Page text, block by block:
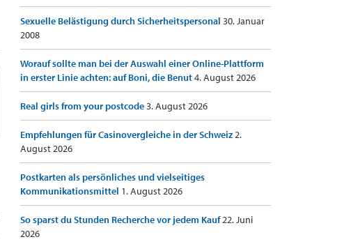
Sexuelle Belästigung durch Sicherheitspersonal 30. Januar
2008
Worauf sollte man bei der Auswahl einer Online-Plattform
in erster Linie achten: auf Boni, die Benut4. August 2026
Real girls from your postcode3. August 2026
Empfehlungen für Casinovergleiche in der Schweiz2.
August 2026
Postkarten als persönliches und vielseitiges
Kommunikationsmittel 1. August 2026
So sparst du Stunden Recherche vor jedem Kauf22. Juni
2026